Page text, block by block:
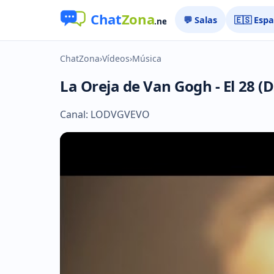
💬 Salas 🇪🇸
ChatZona›Vídeos›Música
La Oreja de Van Gogh - El 28
Canal: LODVGVEVO